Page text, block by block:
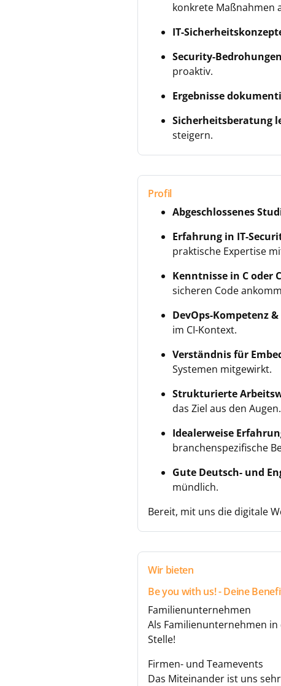
konkrete Maßnahmen
IT-
Security-
proaktiv.
Ergebnisse
Sicherheitsberatung
steigern.
Profil
Abgeschlossenes
Erfahrung in IT-
praktische Expertise
Kenntnisse in C oder
sicheren Code
DevOps-Kompetenz
im CI-Kontext.
Verständnis für
Systemen mitgewirkt.
Strukturierte
das Ziel aus den Augen.
Idealerweise
branchenspezifische
Gute Deutsch- und
mündlich.
Bereit, mit uns die digitale
Wir bieten
Be you with us! - Deine
Familienunternehmen
Als Familienunternehmen
Stelle!
Firmen- und Teamevents
Das Miteinander ist uns